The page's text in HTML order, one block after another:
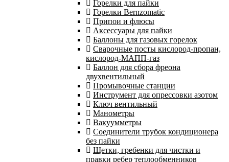
Горелки для пайки
Горелки Bernzomatic
Припои и флюсы
Аксессуары для пайки
Баллоны для газовых горелок
Сварочные посты кислород-пропан,
кислород-МАПП-газ
Баллон для сбора фреона
двухвентильный
Промывочные станции
Инструмент для опрессовки азотом
Ключ вентильный
Манометры
Вакуумметры
Соединители трубок кондиционера
без пайки
Щетки, гребенки для чистки и
правки ребер теплообменников